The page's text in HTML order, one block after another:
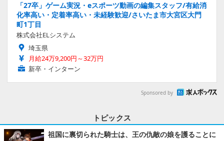
「27卒」ゲーム実況・eスポーツ動画の編集スタッフ/有給消
化率高い・定着率高い・未経験歓迎/さいたま市大宮区大門
町1丁目
株式会社ELシステム
埼玉県
月給24万9,200円～32万円
新卒・インターン
Sponsored by
トピックス
祖国に裏切られた騎士は、王の仇敵の娘を護ることに